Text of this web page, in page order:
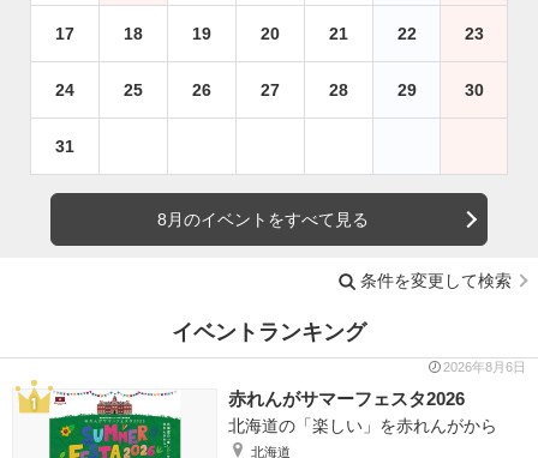
17 18 19 20 21 22 23
24 25 26 27 28 29 30
31
8月のイベントをすべて見る
条件を変更して検索
イベントランキング
2026年8月6日
赤れんがサマーフェスタ2026
北海道の「楽しい」を赤れんがから
北海道